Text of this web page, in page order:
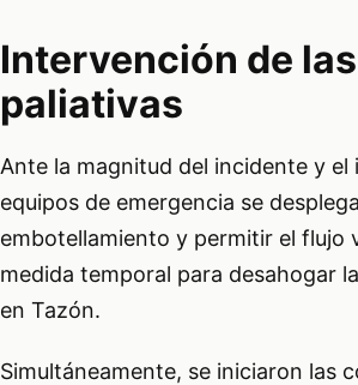
Intervención de
paliativas
Ante la magnitud del incidente y
equipos de emergencia se
embotellamiento y permitir el flujo
medida temporal para desahogar
en Tazón.
Simultáneamente, se iniciaron las